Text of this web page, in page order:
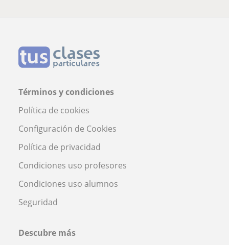
Términos y condiciones
Política de cookies
Configuración de Cookies
Política de privacidad
Condiciones uso profesores
Condiciones uso alumnos
Seguridad
Descubre más